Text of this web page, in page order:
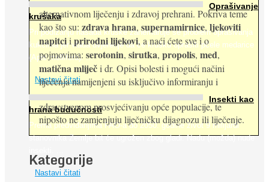
Oprašivanje
krušaka
Pri podizanju nasada kruške zanemaruje se problem oprašivanja
kukcima jer vlada uvjerenje da će krušku oprašiti pčele medarice
(Apis mellifera). ...
Nastavi čitati
Insekti kao
hrana budućnosti
Prema predviđanjima FAO-a do 2050. godine život 9 milijardi
stanovnika Zemlje bit će ugrožen zbog gladi. Nadu (možda) nude
Nastavi čitati
alternativnom liječenju i zdravoj prehrani. Pokriva teme
kao što su: zdrava hrana, supernamirnice, ljekoviti
napitciiprirodni lijekovi, a naći ćete sve i o
pojmovima: serotonin, sirutka, propolis, med,
matična mliječi dr. Opisi bolesti i mogući načini
liječenja namijenjeni su isključivo informiranju i
zdravstvenom prosvjećivanju opće populacije, te
nipošto ne zamjenjuju liječničku dijagnozu ili liječenje.
Kategorije